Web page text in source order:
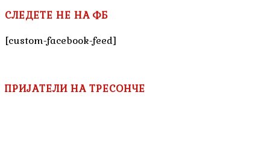
СЛЕДЕТЕ НЕ НА ФБ
[custom-facebook-feed]
ПРИЈАТЕЛИ НА ТРЕСОНЧЕ